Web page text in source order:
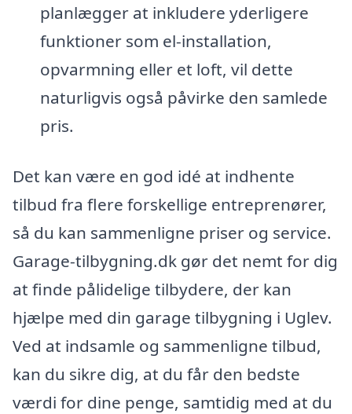
planlægger at inkludere yderligere
funktioner som el-installation,
opvarmning eller et loft, vil dette
naturligvis også påvirke den samlede
pris.
Det kan være en god idé at indhente
tilbud fra flere forskellige entreprenører,
så du kan sammenligne priser og service.
Garage-tilbygning.dk gør det nemt for dig
at finde pålidelige tilbydere, der kan
hjælpe med din garage tilbygning i Uglev.
Ved at indsamle og sammenligne tilbud,
kan du sikre dig, at du får den bedste
værdi for dine penge, samtidig med at du